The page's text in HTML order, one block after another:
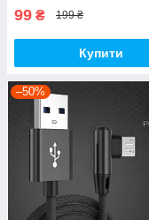
99 ₴ 199 ₴
Купити
–50%